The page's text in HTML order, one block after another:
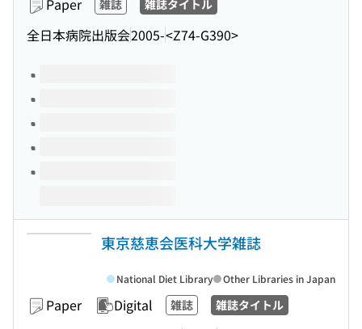
Paper 雑誌 雑誌タイトル
全日本病院出版会2005-<Z74-G390>
Volumes of this title
東京慈恵会医科大学雑誌
Paper Digital 雑誌 雑誌タイトル
National Diet Library Other Libraries in Japan